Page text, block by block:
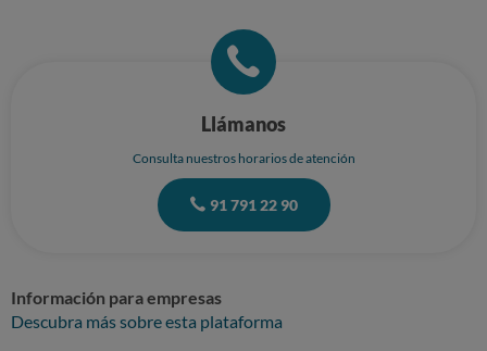
Llámanos
Consulta nuestros horarios de atención
91 791 22 90
Información para empresas
Descubra más sobre esta plataforma